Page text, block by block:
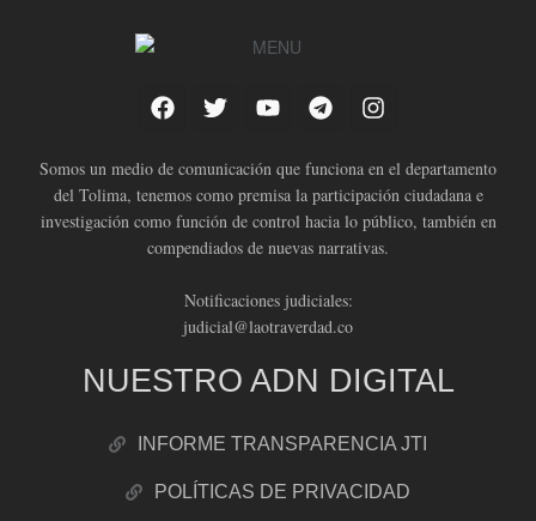
Somos un medio de comunicación que funciona en el departamento
del Tolima, tenemos como premisa la participación ciudadana e
investigación como función de control hacia lo público, también en
compendiados de nuevas narrativas.
Notificaciones judiciales:
judicial@laotraverdad.co
NUESTRO ADN DIGITAL
INFORME TRANSPARENCIA JTI
POLÍTICAS DE PRIVACIDAD